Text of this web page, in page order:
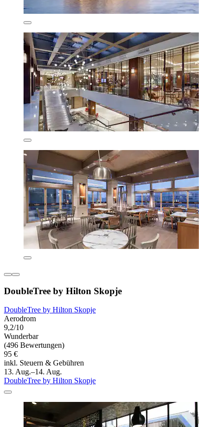
DoubleTree by Hilton Skopje
DoubleTree by Hilton Skopje
Aerodrom
9,2/10
Wunderbar
(496 Bewertungen)
95 €
inkl. Steuern & Gebühren
13. Aug.–14. Aug.
DoubleTree by Hilton Skopje